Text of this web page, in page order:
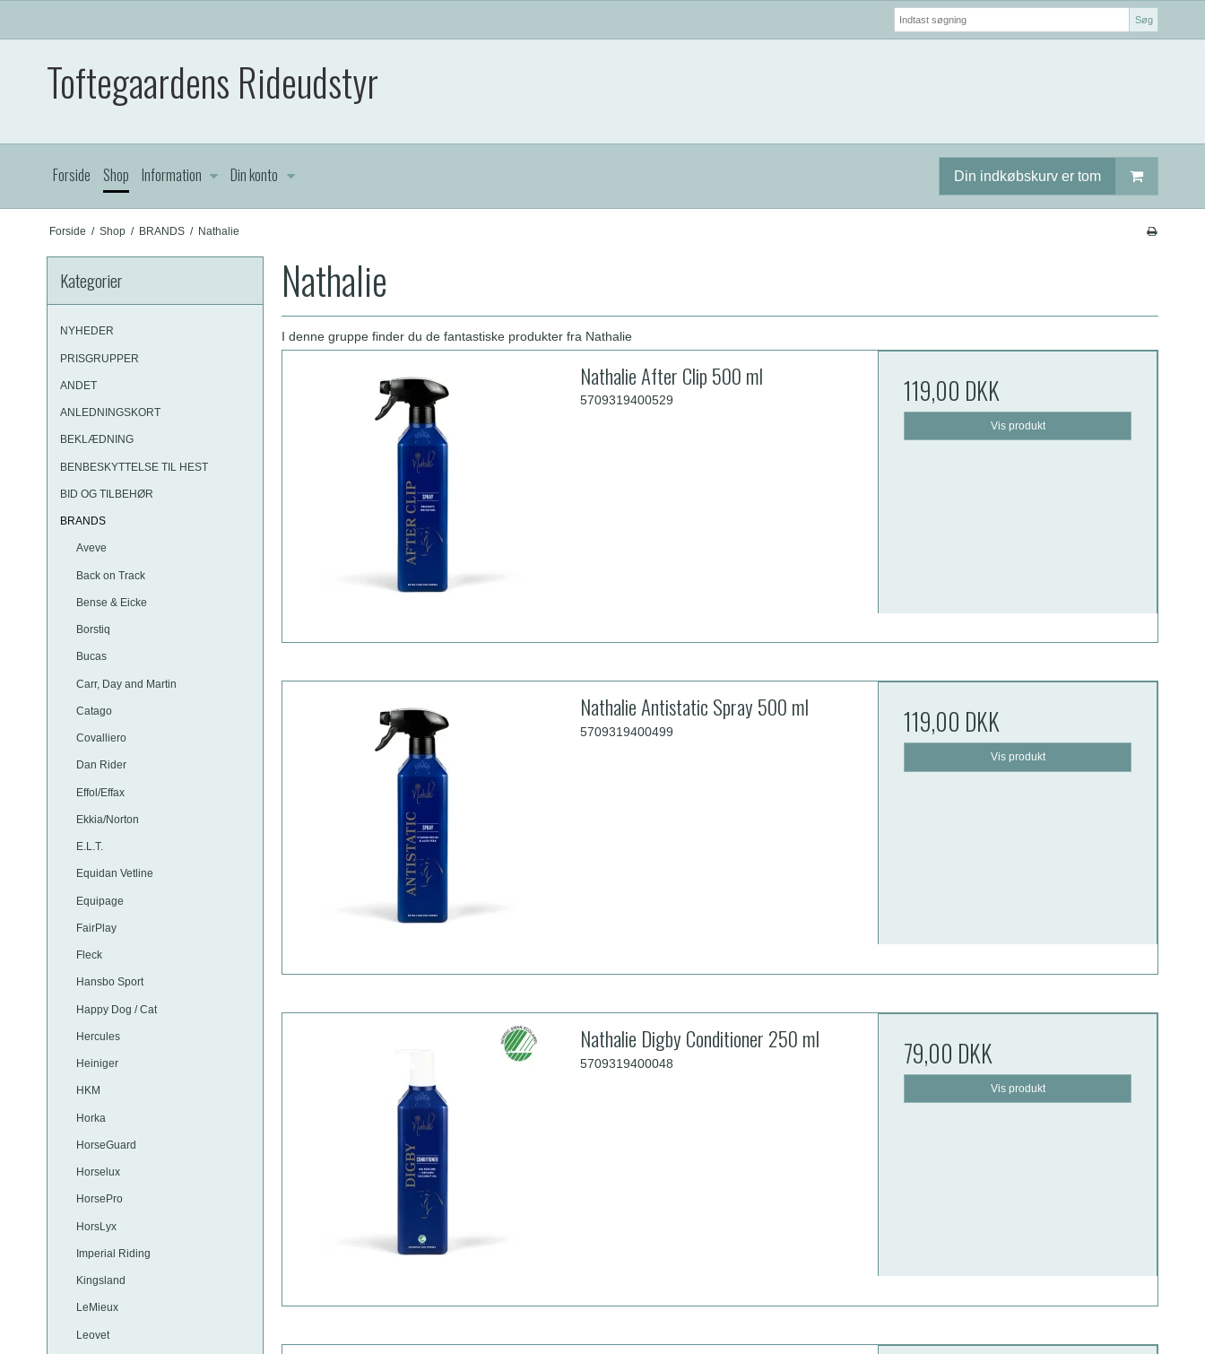
Søg
Toftegaardens Rideudstyr
Forside Shop Information Din konto Din indkøbskurv er tom
Forside / Shop / BRANDS / Nathalie
Kategorier
NYHEDER
PRISGRUPPER
ANDET
ANLEDNINGSKORT
BEKLÆDNING
BENBESKYTTELSE TIL HEST
BID OG TILBEHØR
BRANDS
Aveve
Back on Track
Bense & Eicke
Borstiq
Bucas
Carr, Day and Martin
Catago
Covalliero
Dan Rider
Effol/Effax
Ekkia/Norton
E.L.T.
Equidan Vetline
Equipage
FairPlay
Fleck
Hansbo Sport
Happy Dog / Cat
Hercules
Heiniger
HKM
Horka
HorseGuard
Horselux
HorsePro
HorsLyx
Imperial Riding
Kingsland
LeMieux
Leovet
Nathalie
I denne gruppe finder du de fantastiske produkter fra Nathalie
Nathalie After Clip 500 ml
5709319400529 119,00 DKK
Vis produkt
Nathalie Antistatic Spray 500 ml
5709319400499 119,00 DKK
Vis produkt
Nathalie Digby Conditioner 250 ml
5709319400048 79,00 DKK
Vis produkt